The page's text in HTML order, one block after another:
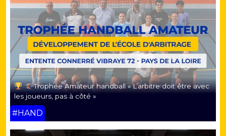
Trophée Amateur handball « L’arbitre doit être avec
les joueurs, pas à côté »
#HAND